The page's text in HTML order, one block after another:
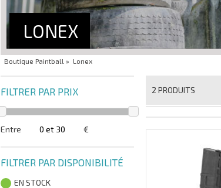
LONEX
Boutique Paintball » Lonex
FILTRER PAR PRIX
Entre €
FILTRER PAR DISPONIBILITÉ
EN STOCK
2 PRODUITS